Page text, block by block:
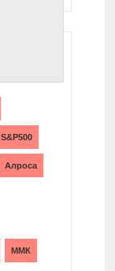
S&P500
Алроса
ММК